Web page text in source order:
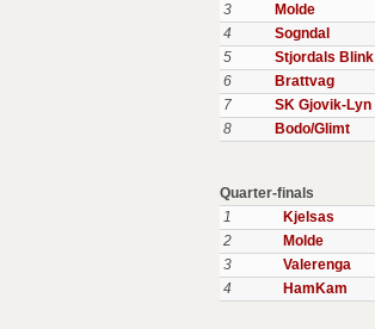
3
Molde
4
Sogndal
5
Stjordals Blink
6
Brattvag
7
SK Gjovik-Lyn
8
Bodo/Glimt
Quarter-finals
1
Kjelsas
2
Molde
3
Valerenga
4
HamKam